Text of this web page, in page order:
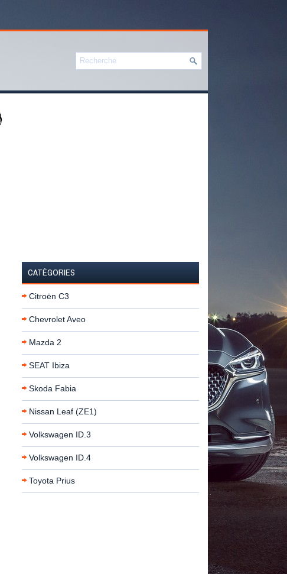
CATÉGORIES
Citroën C3
Chevrolet Aveo
Mazda 2
SEAT Ibiza
Skoda Fabia
Nissan Leaf (ZE1)
Volkswagen ID.3
Volkswagen ID.4
Toyota Prius